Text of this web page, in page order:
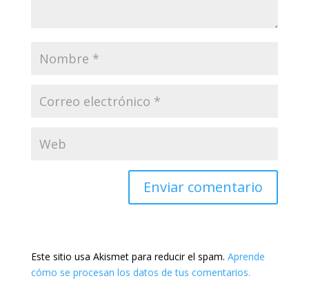
Este sitio usa Akismet para reducir el spam. Aprende
cómo se procesan los datos de tus comentarios.